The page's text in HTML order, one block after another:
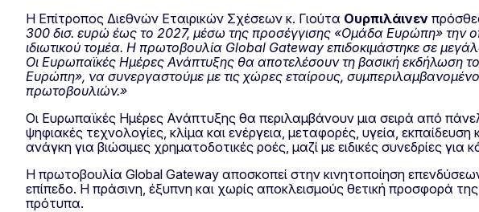
Η Επίτροπος Διεθνών Εταιρικών Σχέσεων κ. Γιούτα Ουρπιλάινεν
300 δισ. ευρώ έως το 2027, μέσω της προσέγγισης «Ομάδα Ευρώπη» την
ιδιωτικού τομέα. Η πρωτοβουλία Global Gateway επιδοκιμάστηκε σε
Οι Ευρωπαϊκές Ημέρες Ανάπτυξης θα αποτελέσουν τη βασική εκδήλωση
Ευρώπη», να συνεργαστούμε με τις χώρες εταίρους,
πρωτοβουλιών.»
Οι Ευρωπαϊκές Ημέρες Ανάπτυξης θα περιλαμβάνουν μια σειρά από
ψηφιακές τεχνολογίες, κλίμα και ενέργεια, μεταφορές, υγεία,
ανάγκη για βιώσιμες χρηματοδοτικές ροές, μαζί με ειδικές συνεδρίες για
Η πρωτοβουλία Global Gateway αποσκοπεί στην κινητοποίηση
επίπεδο. Η πράσινη, έξυπνη και χωρίς αποκλεισμούς θετική προσφορά
πρότυπα.